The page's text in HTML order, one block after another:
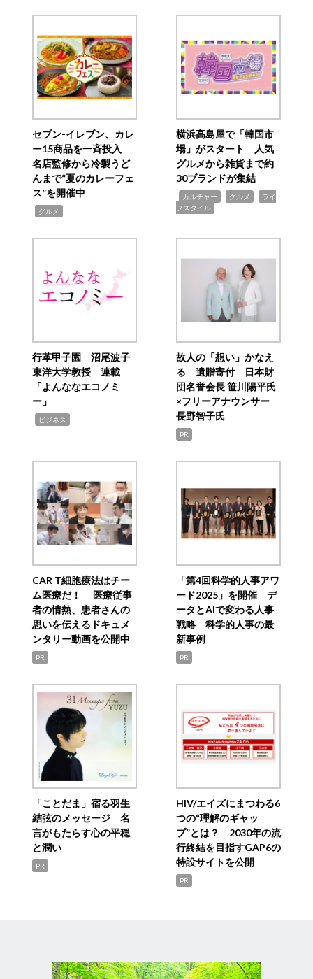
セブン‐イレブン、カレ
ー15商品を一斉投入
名店監修から冷製うど
んまで“夏のカレーフェ
ス”を開催中
グルメ
横浜高島屋で「韓国市
場」がスタート 人気
グルメから雑貨まで約
30ブランドが集結
カルチャー グルメ
ライ
フスタイル
行革甲子園 沼尾波子
東洋大学教授 連載
「よんななエコノミ
ー」
ビジネス
故人の「想い」かなえ
る 遺贈寄付 日本財
団名誉会長 笹川陽平氏
×フリーアナウンサー
長野智子氏
PR
CAR T細胞療法はチー
ム医療だ！ 医療従事
者の情熱、患者さんの
思いを伝えるドキュメ
ンタリー動画を公開中
PR
「第4回科学的人事アワ
ード2025」を開催 デ
ータとAIで変わる人事
戦略 科学的人事の最
新事例
PR
「ことだま」宿る羽生
結弦のメッセージ 名
言がもたらす心の平穏
と潤い
PR
HIV/エイズにまつわる6
つの“理解のギャッ
プ”とは？ 2030年の流
行終結を目指すGAP6の
特設サイトを公開
PR